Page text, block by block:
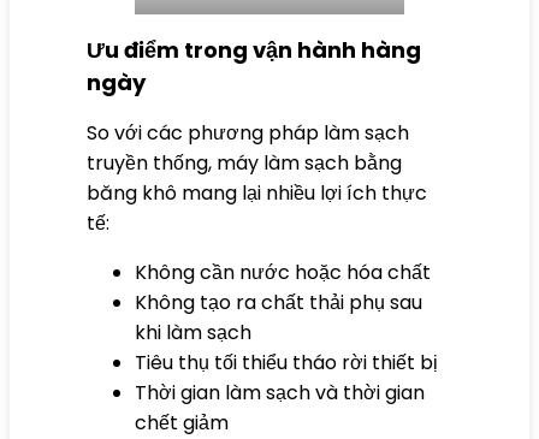
Ưu điểm trong vận hành hàng
ngày
So với các phương pháp làm sạch
truyền thống, máy làm sạch bằng
băng khô mang lại nhiều lợi ích thực
tế:
Không cần nước hoặc hóa chất
Không tạo ra chất thải phụ sau
khi làm sạch
Tiêu thụ tối thiểu tháo rời thiết bị
Thời gian làm sạch và thời gian
chết giảm